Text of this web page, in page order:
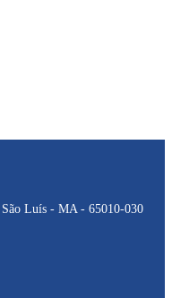
São Luís - MA - 65010-030